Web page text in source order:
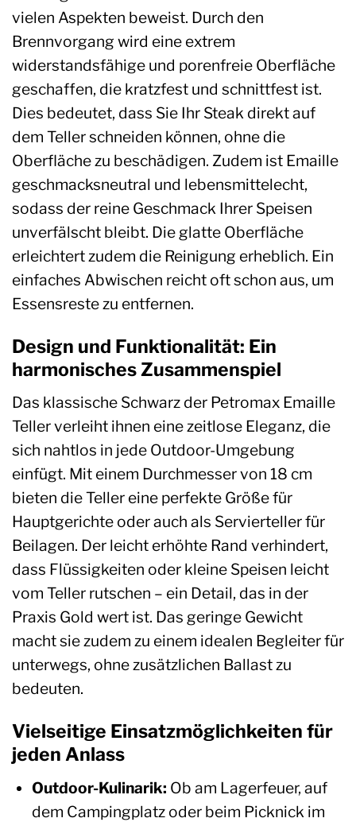
vielen Aspekten beweist. Durch den
Brennvorgang wird eine extrem
widerstandsfähige und porenfreie Oberfläche
geschaffen, die kratzfest und schnittfest ist.
Dies bedeutet, dass Sie Ihr Steak direkt auf
dem Teller schneiden können, ohne die
Oberfläche zu beschädigen. Zudem ist Emaille
geschmacksneutral und lebensmittelecht,
sodass der reine Geschmack Ihrer Speisen
unverfälscht bleibt. Die glatte Oberfläche
erleichtert zudem die Reinigung erheblich. Ein
einfaches Abwischen reicht oft schon aus, um
Essensreste zu entfernen.
Design und Funktionalität: Ein
harmonisches Zusammenspiel
Das klassische Schwarz der Petromax Emaille
Teller verleiht ihnen eine zeitlose Eleganz, die
sich nahtlos in jede Outdoor-Umgebung
einfügt. Mit einem Durchmesser von 18 cm
bieten die Teller eine perfekte Größe für
Hauptgerichte oder auch als Servierteller für
Beilagen. Der leicht erhöhte Rand verhindert,
dass Flüssigkeiten oder kleine Speisen leicht
vom Teller rutschen – ein Detail, das in der
Praxis Gold wert ist. Das geringe Gewicht
macht sie zudem zu einem idealen Begleiter für
unterwegs, ohne zusätzlichen Ballast zu
bedeuten.
Vielseitige Einsatzmöglichkeiten für
jeden Anlass
Outdoor-Kulinarik: Ob am Lagerfeuer, auf
dem Campingplatz oder beim Picknick im